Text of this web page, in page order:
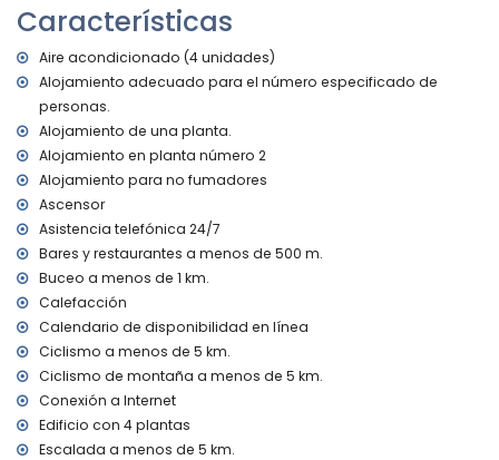
200 metros del apartamento)
orilla o ribera más cercana: Mediterráneo (a menos de
1000 metros del apartamento)
playa más cercana: Playa de la Marineta (a menos de 1000
metros del apartamento)
puerto más cercano: Real Club Náutico (a menos de 200
metros del apartamento)
parque más cercano: Parque Torrequemada (a menos de
2 kilómetros del apartamento)
aeropuerto más cercano: Alicante (a menos de 100
kilómetros del apartamento)
segundo aeropuerto más cercano: Valencia (> 100
kilómetros)
no se permite fumar
no se admiten mascotas
El edificio donde se encuentra el alojamiento dispone de
ascensor.
El alojamiento es muy adecuado para familias con niños
Instalaciones y servicios privados incluidos en el precio del
alquiler
Características
Aire acondicionado (4 unidades)
Alojamiento adecuado para el número especificado de
personas.
Alojamiento de una planta.
Alojamiento en planta número 2
Alojamiento para no fumadores
Ascensor
Asistencia telefónica 24/7
Bares y restaurantes a menos de 500 m.
Buceo a menos de 1 km.
Calefacción
Calendario de disponibilidad en línea
Ciclismo a menos de 5 km.
Ciclismo de montaña a menos de 5 km.
Conexión a Internet
Edificio con 4 plantas
Escalada a menos de 5 km.